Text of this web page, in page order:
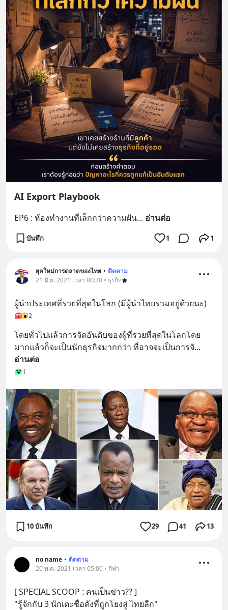
AI Export Playbook
EP6 : ห้องทำงานที่เล็กกว่าความฝัน... อ่านต่อ
บันทึก 1 1
ยุคใหม่การตลาดของไทย • ติดตาม
21 มิ.ย. 2021 เวลา 00:30 • ธุรกิจ
ผู้นำประเทศที่รวยที่สุดในโลก (มีผู้นำไทยรวมอยู่ด้วยนะ)
2
โดยทั่วไปแล้วการจัดอันดับของผู้ที่รวยที่สุดในโลกโดย
มากแล้วก็จะเป็นนักธุรกิจมากกว่า ที่อาจจะเป็นการจั
อ่านต่อ
1
10 บันทึก 29 41 13
no name • ติดตาม
20 พ.ค. 2021 เวลา 05:00 • กีฬา
[ SPECIAL SCOOP : คนเป็นข่าว?? ]
"รู้จักกับ 3 นักเตะชื่อดังที่ถูกโยงสู่ ไทยลีก"